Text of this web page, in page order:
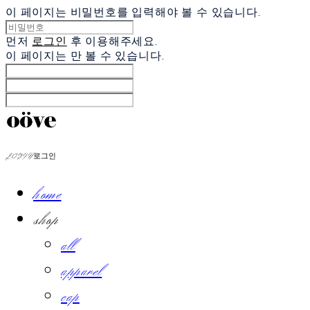
이 페이지는 비밀번호를 입력해야 볼 수 있습니다.
먼저 로그인 후 이용해주세요.
이 페이지는 만 볼 수 있습니다.
LOG IN로그인
home
shop
all
apparel
cap